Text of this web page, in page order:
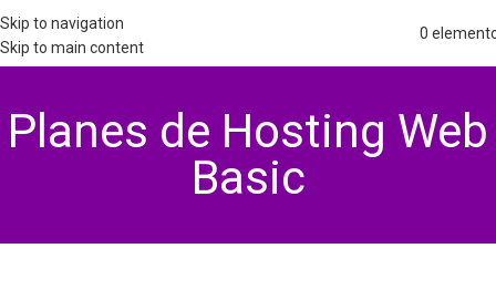
Skip to navigation
Skip to main content
0
Planes de Hosting Web
Basic